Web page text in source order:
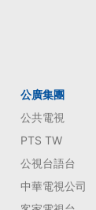
公廣集團
公共電視
PTS TW
公視台語台
中華電視公司